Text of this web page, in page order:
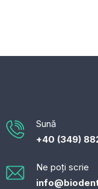
Sună
+40 (349)
Ne poți scrie